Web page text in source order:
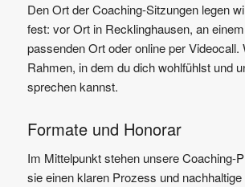
Den Ort der Coaching-Sitzungen legen
fest: vor Ort in Recklinghausen, an
passenden Ort oder online per Videocall.
Rahmen, in dem du dich wohlfühlst und
sprechen kannst.
Formate und Honorar
Im Mittelpunkt stehen unsere Coaching-
sie einen klaren Prozess und